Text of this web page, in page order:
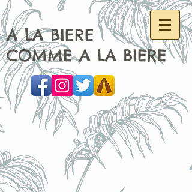
A LA BIERE
COMME A LA BIERE